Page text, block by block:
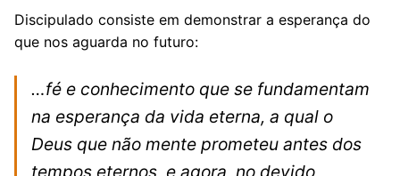
Discipulado consiste em demonstrar a esperança do
que nos aguarda no futuro:
…fé e conhecimento que se fundamentam
na esperança da vida eterna, a qual o
Deus que não mente prometeu antes dos